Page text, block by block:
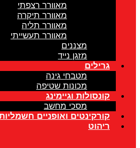
מאוורר רצפתי
מאוורר תיקרה
מאוורר תליה
מאוורר תעשייתי
מצננים
מזגן נייד
גרילים
מטבחי גינה
מכונות שטיפה
קונסולות וגיימינג
מסכי מחשב
קורקינטים ואופניים
ריהוט